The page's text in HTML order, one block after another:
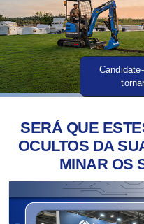
SERÁ QUE
OCULTOS DA
MINAR OS